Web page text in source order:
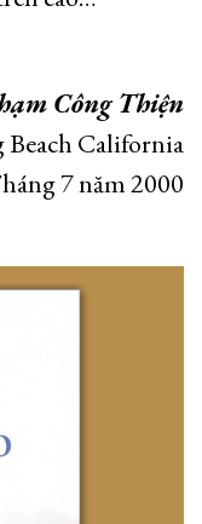
Công Thiện
Beach California
7 năm 2000